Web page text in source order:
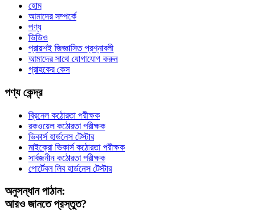
হোম
আমাদের সম্পর্কে
পণ্য
ভিডিও
প্রায়শই জিজ্ঞাসিত প্রশ্নাবলী
আমাদের সাথে যোগাযোগ করুন
গ্রাহকের কেস
পণ্য কেন্দ্র
ব্রিনেল কঠোরতা পরীক্ষক
রকওয়েল কঠোরতা পরীক্ষক
ভিকার্স হার্ডনেস টেস্টার
মাইক্রো ভিকার্স কঠোরতা পরীক্ষক
সার্বজনীন কঠোরতা পরীক্ষক
পোর্টেবল লিব হার্ডনেস টেস্টার
অনুসন্ধান পাঠান:
আরও জানতে প্রস্তুত?